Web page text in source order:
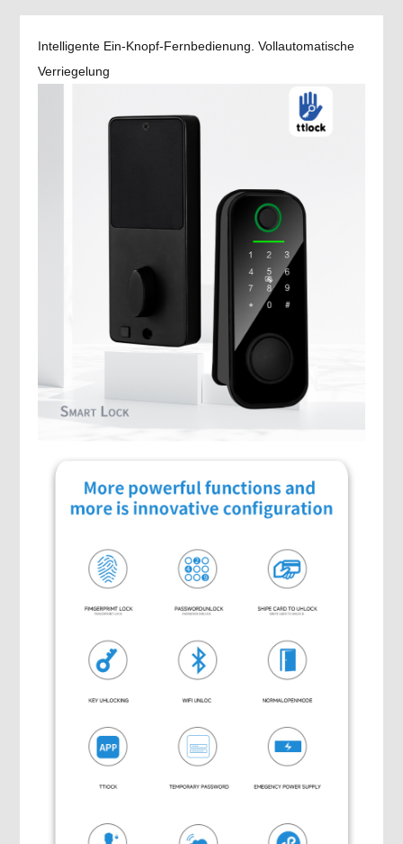
Intelligente Ein-Knopf-Fernbedienung. Vollautomatische
Verriegelung